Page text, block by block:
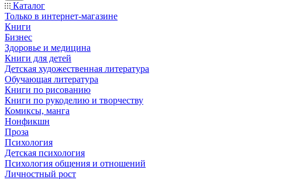
Каталог
Только в интернет-магазине
Книги
Бизнес
Здоровье и медицина
Книги для детей
Детская художественная литература
Обучающая литература
Книги по рисованию
Книги по рукоделию и творчеству
Комиксы, манга
Нонфикшн
Проза
Психология
Детская психология
Психология общения и отношений
Личностный рост